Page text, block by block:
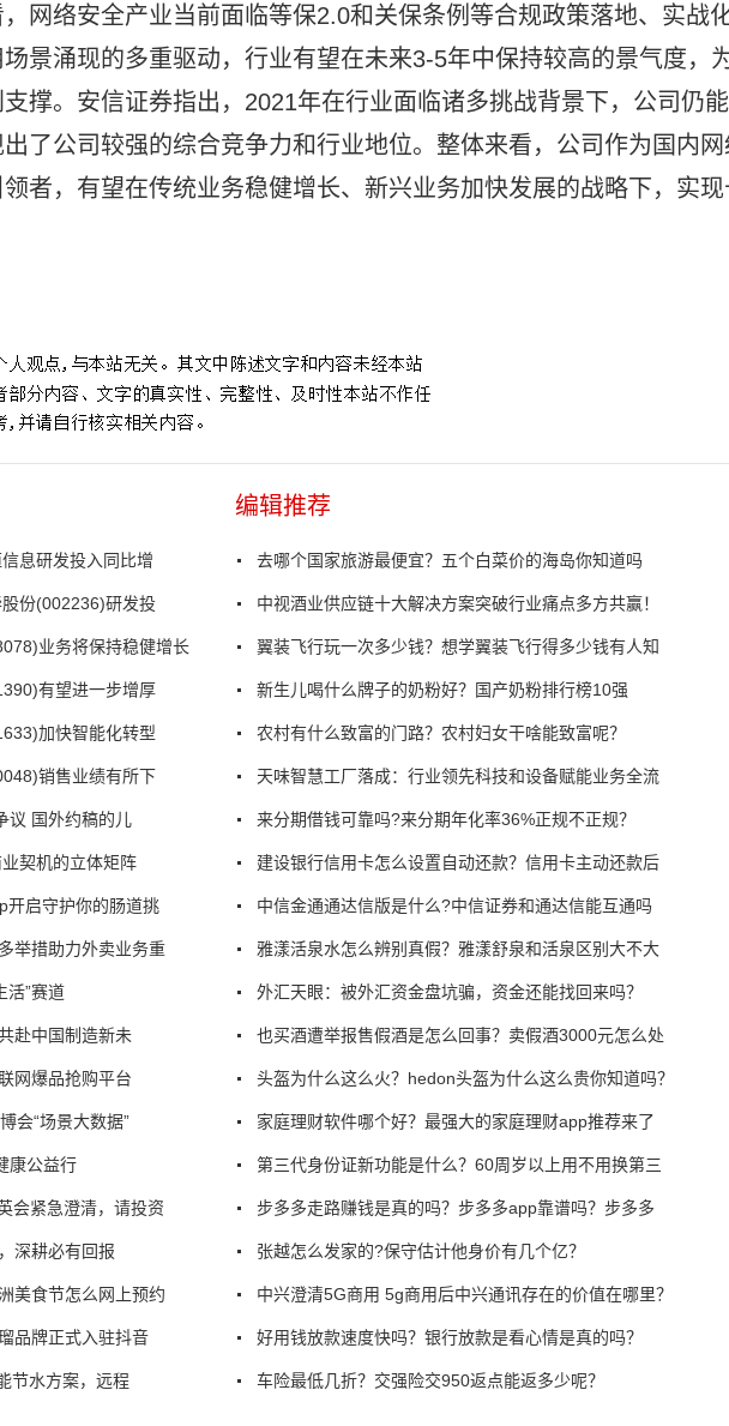
网络安全产业当前面临等保2.0和关保条例等合规政策落地、实战
景涌现的多重驱动，行业有望在未来3-5年中保持较高的景气度，
撑。安信证券指出，2021年在行业面临诸多挑战背景下，公司仍能
了公司较强的综合竞争力和行业地位。整体来看，公司作为国内网
者，有望在传统业务稳健增长、新兴业务加快发展的战略下，实现
息研发投入同比增
份(002236)研发投
业务将保持稳健增长
有望进一步增厚
加快智能化转型
销售业绩有所下
议 国外约稿的儿
契机的立体矩阵
开启守护你的肠道挑
举措助力外卖业务重
活”赛道
赴中国制造新未
网爆品抢购平台
会“场景大数据”
康公益行
会紧急澄清，请投资
深耕必有回报
美食节怎么网上预约
品牌正式入驻抖音
节水方案，远程
编辑推荐
去哪个国家旅游最便宜？五个白菜价的海岛你知道吗
中视酒业供应链十大解决方案突破行业痛点多方共赢！
翼装飞行玩一次多少钱？想学翼装飞行得多少钱有人知
新生儿喝什么牌子的奶粉好？国产奶粉排行榜10强
农村有什么致富的门路？农村妇女干啥能致富呢？
天味智慧工厂落成：行业领先科技和设备赋能业务全流
来分期借钱可靠吗?来分期年化率36%正规不正规？
建设银行信用卡怎么设置自动还款？信用卡主动还款后
中信金通通达信版是什么?中信证券和通达信能互通吗
雅漾活泉水怎么辨别真假？雅漾舒泉和活泉区别大不大
外汇天眼：被外汇资金盘坑骗，资金还能找回来吗？
也买酒遭举报售假酒是怎么回事？卖假酒3000元怎么处
头盔为什么这么火？hedon头盔为什么这么贵你知道吗？
家庭理财软件哪个好？最强大的家庭理财app推荐来了
第三代身份证新功能是什么？60周岁以上用不用换第三
步多多走路赚钱是真的吗？步多多app靠谱吗？步多多
张越怎么发家的?保守估计他身价有几个亿？
中兴澄清5G商用 5g商用后中兴通讯存在的价值在哪里？
好用钱放款速度快吗？银行放款是看心情是真的吗？
车险最低几折？交强险交950返点能返多少呢？